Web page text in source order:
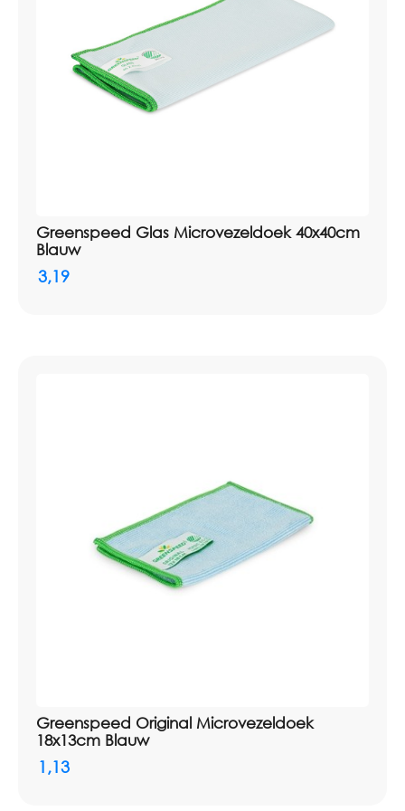
Artikelnummer: 2110003
Greenspeed Glas Microvezeldoek 40x40cm
Blauw
3,19
Greenspeed Original Microvezeldoek
18x13cm Blauw
1,13